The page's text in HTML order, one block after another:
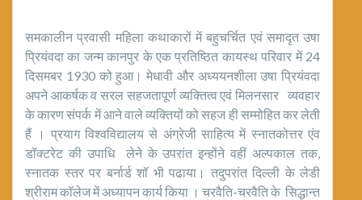
समकालीन प्रवासी महिला कथाकारों में बहुचर्चित एवं समादृत उषा
प्रियंवदा का जन्म कानपुर के एक प्रतिष्ठित कायस्थ परिवार में 24
दिसमबर 1930 को हुआ। मेधावी और अध्ययनशीला उषा प्रियंवदा
अपने आकर्षक व सरल सहजतापूर्ण व्यक्तित्व एवं मिलनसार व्यवहार
के कारण संपर्क में आने वाले व्यक्तियों को सहज ही सम्मोहित कर लेती
हैं । प्रयाग विश्वविद्यालय से अंग्रेजी साहित्य में स्नातकोत्तर एंव
डॉक्टरेट की उपाधि लेने के उपरांत इन्होंने वहीं अल्पकाल तक,
स्नातक स्तर पर बर्नार्ड शॉ भी पढाया। तदुपरांत दिल्ली के लेडी
श्रीराम कॉलेज में अध्यापन कार्य किया । चरवैति-चरवैति के सिद्धान्त